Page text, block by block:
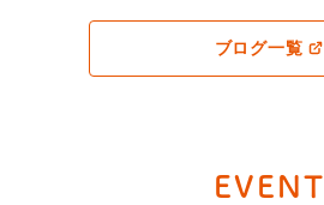
ブログ一覧
EVENT